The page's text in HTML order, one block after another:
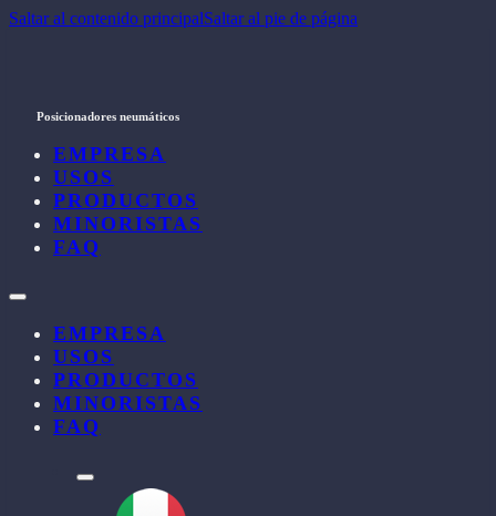
Saltar al contenido principalSaltar al pie de página
Posicionadores neumáticos
EMPRESA
USOS
PRODUCTOS
MINORISTAS
FAQ
EMPRESA
USOS
PRODUCTOS
MINORISTAS
FAQ